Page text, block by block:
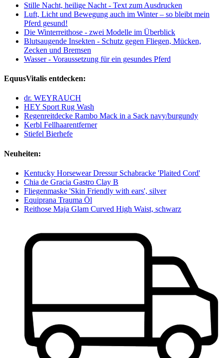
Stille Nacht, heilige Nacht - Text zum Ausdrucken
Luft, Licht und Bewegung auch im Winter – so bleibt mein
Pferd gesund!
Die Winterreithose - zwei Modelle im Überblick
Blutsaugende Insekten - Schutz gegen Fliegen, Mücken,
Zecken und Bremsen
Wasser - Voraussetzung für ein gesundes Pferd
EquusVitalis entdecken:
dr. WEYRAUCH
HEY Sport Rug Wash
Regenreitdecke Rambo Mack in a Sack navy/burgundy
Kerbl Fellhaarentferner
Stiefel Bierhefe
Neuheiten:
Kentucky Horsewear Dressur Schabracke 'Plaited Cord'
Chia de Gracia Gastro Clay B
Fliegenmaske 'Skin Friendly with ears', silver
Equiprana Trauma Öl
Reithose Maja Glam Curved High Waist, schwarz